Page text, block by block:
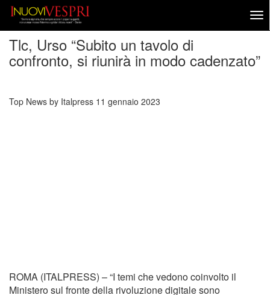
Tlc, Urso “Subito un tavolo di
confronto, si riunirà in modo cadenzato”
Top News by Italpress 11 gennaio 2023
ROMA (ITALPRESS) – “I temi che vedono coinvolto il
Ministero sul fronte della rivoluzione digitale sono